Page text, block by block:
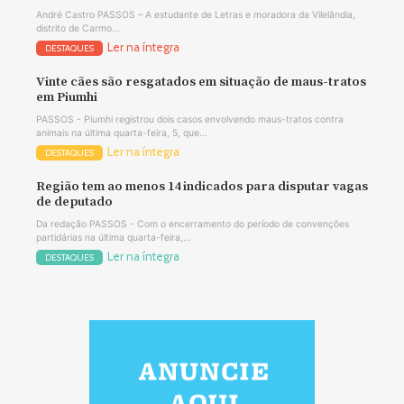
André Castro PASSOS – A estudante de Letras e moradora da Vilelândia,
distrito de Carmo...
DESTAQUES Ler na íntegra
Vinte cães são resgatados em situação de maus-tratos
em Piumhi
PASSOS - Piumhi registrou dois casos envolvendo maus-tratos contra
animais na última quarta-feira, 5, que...
DESTAQUES Ler na íntegra
Região tem ao menos 14 indicados para disputar vagas
de deputado
Da redação PASSOS - Com o encerramento do período de convenções
partidárias na última quarta-feira,...
DESTAQUES Ler na íntegra